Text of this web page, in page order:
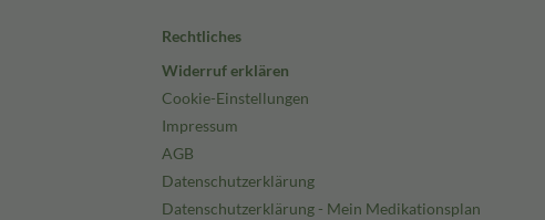
Rechtliches
Widerruf erklären
Cookie-Einstellungen
Impressum
AGB
Datenschutzerklärung
Datenschutzerklärung - Mein Medikationsplan